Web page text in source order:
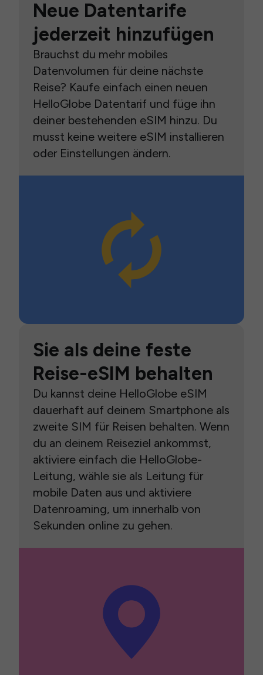
Neue Datentarife
jederzeit hinzufügen
Brauchst du mehr mobiles
Datenvolumen für deine nächste
Reise? Kaufe einfach einen neuen
HelloGlobe Datentarif und füge ihn
deiner bestehenden eSIM hinzu. Du
musst keine weitere eSIM installieren
oder Einstellungen ändern.
Sie als deine feste
Reise-eSIM behalten
Du kannst deine HelloGlobe eSIM
dauerhaft auf deinem Smartphone als
zweite SIM für Reisen behalten. Wenn
du an deinem Reiseziel ankommst,
aktiviere einfach die HelloGlobe-
Leitung, wähle sie als Leitung für
mobile Daten aus und aktiviere
Datenroaming, um innerhalb von
Sekunden online zu gehen.